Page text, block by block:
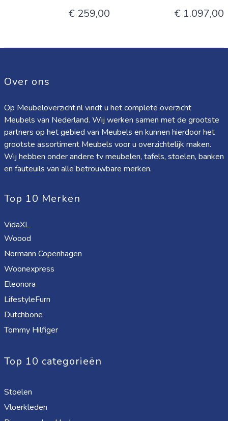
€ 259,00 € 1.097,00
Over ons
Op Meubeloverzicht.nl vindt u het complete overzicht
Meubels van Nederland. Wij werken samen met de grootste
partners op het gebied van Meubels en kunnen hierdoor het
grootste assortiment Meubels voor u overzichtelijk maken.
Wij hebben onder andere tv meubelen, tafels, stoelen, banken
en fauteuils van alle betrouwbare merken.
Top 10 Merken
VidaXL
Woood
Normann Copenhagen
Woonexpress
Eleonora
LifestyleFurn
Dutchbone
Tommy Hilfiger
Top 10 categorieën
Stoelen
Vloerkleden